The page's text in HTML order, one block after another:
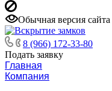
Обычная версия сайта
8 (966) 172-33-80
Подать заявку
Главная
Компания